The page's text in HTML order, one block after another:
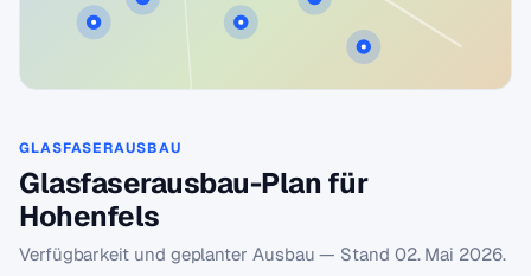
GLASFASERAUSBAU
Glasfaserausbau-Plan für
Hohenfels
Verfügbarkeit und geplanter Ausbau — Stand 02. Mai 2026.